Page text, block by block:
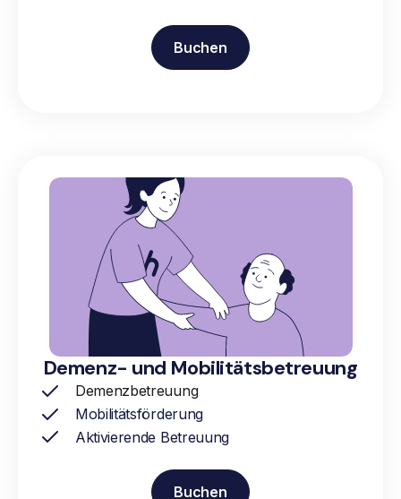
Buchen
Demenz- und Mobilitätsbetreuung
Demenzbetreuung
Mobilitätsförderung
Aktivierende Betreuung
Buchen